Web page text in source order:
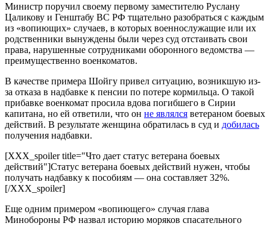
Министр поручил своему первому заместителю Руслану
Цаликову и Генштабу ВС РФ тщательно разобраться с каждым
из «вопиющих» случаев, в которых военнослужащие или их
родственники вынуждены были через суд отстаивать свои
права, нарушенные сотрудниками оборонного ведомства —
преимущественно военкоматов.
В качестве примера Шойгу привел ситуацию, возникшую из-
за отказа в надбавке к пенсии по потере кормильца. О такой
прибавке военкомат просила вдова погибшего в Сирии
капитана, но ей ответили, что он не являлся ветераном боевых
действий. В результате женщина обратилась в суд и добилась
получения надбавки.
[XXX_spoiler title="Что дает статус ветерана боевых
действий"]Статус ветерана боевых действий нужен, чтобы
получать надбавку к пособиям — она составляет 32%.
[/XXX_spoiler]
Еще одним примером «вопиющего» случая глава
Минобороны РФ назвал историю моряков спасательного